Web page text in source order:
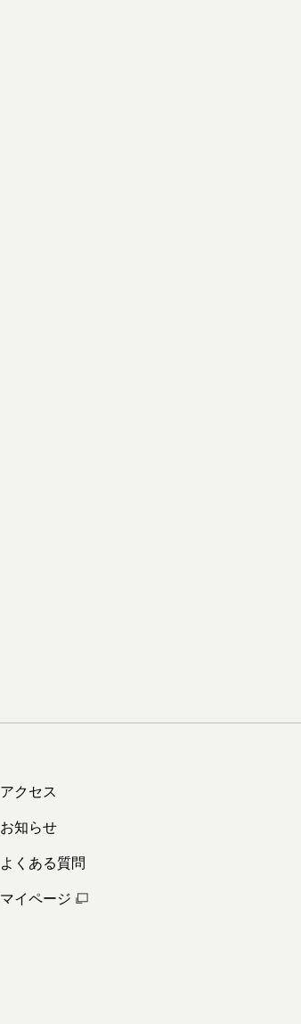
アクセス
お知らせ
よくある質問
マイページ